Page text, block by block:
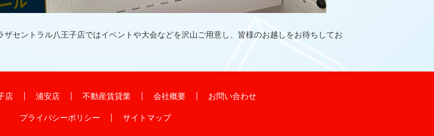
ザセントラル八王子店ではイベントや大会などを沢山ご用意し、皆様のお越しをお待ちしてお
店 浦安店 不動産賃貸業 会社概要 お問い合わせ
プライバシーポリシー サイトマップ